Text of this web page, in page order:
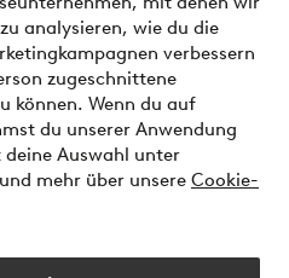
analysieren, wie du die
verbessern
zugeschnittene
können. Wenn du auf
du unserer Anwendung
deine Auswahl unter
mehr über unsere Cookie-
bezahlen oder aufteilen
über unsere
erfahren?